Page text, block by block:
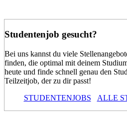
Studentenjob gesucht?
Bei uns kannst du viele
finden, die optimal mit deinem
heute und finde schnell genau den
Teilzeitjob, der zu dir passt!
STUDENTENJOBS
ALLE